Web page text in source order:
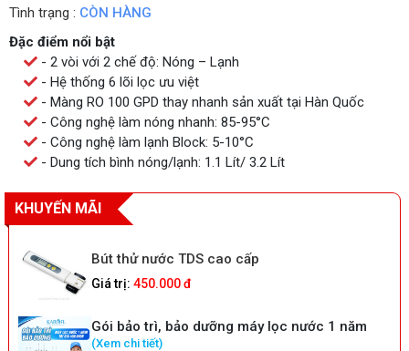
Tình trạng : CÒN HÀNG
Đặc điểm nổi bật
- 2 vòi với 2 chế độ: Nóng – Lạnh
- Hệ thống 6 lõi lọc ưu việt
- Màng RO 100 GPD thay nhanh sản xuất tại Hàn Quốc
- Công nghệ làm nóng nhanh: 85-95°C
- Công nghệ làm lạnh Block: 5-10°C
- Dung tích bình nóng/lạnh: 1.1 Lít/ 3.2 Lít
KHUYẾN MÃI
Bút thử nước TDS cao cấp
Giá trị: 450.000 đ
Gói bảo trì, bảo dưỡng máy lọc nước 1 năm
(Xem chi tiết)